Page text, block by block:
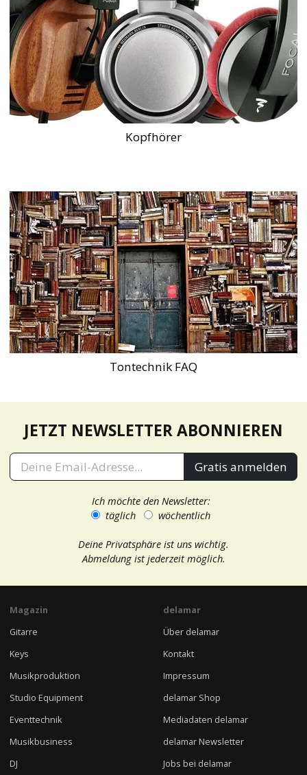
Kopfhörer
Tontechnik FAQ
JETZT NEWSLETTER ABONNIEREN
Gratis anmelden
Ich möchte den Newsletter:
täglich
wöchentlich
Deine Privatsphäre ist uns wichtig.
Abmeldung ist jederzeit möglich.
Magazin
Gitarre
Keys
Musikproduktion
Studio Equipment
Eventtechnik
Musikbusiness
DJ
delamar
Über delamar
Kontakt
Impressum
delamar Shop
Mediadaten delamar
delamar Newsletter
Jobs bei delamar